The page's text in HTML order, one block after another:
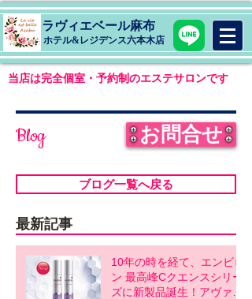
ラヴィエベール麻布
​ホテル&レジデンス六本木店
当店は完全個室・予約制のエステサロンです
Blog お問合せ
ブログ一覧へ戻る
最新記事
10年の時を経て、エンビロ
ン 最高峰Cクエンスシリー
ズに新製品誕生！アヴァン